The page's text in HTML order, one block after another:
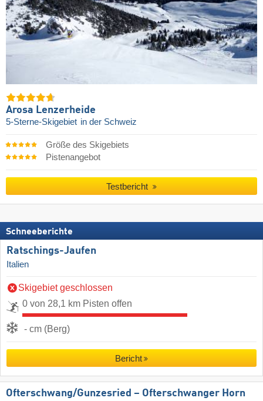
Arosa Lenzerheide
5-Sterne-Skigebiet in der Schweiz
Größe des Skigebiets
Pistenangebot
Testbericht
Schneeberichte
Ratschings-Jaufen
Italien
Skigebiet geschlossen
0 von 28,1 km Pisten offen
- cm (Berg)
Bericht
Ofterschwang/​Gunzesried – Ofterschwanger Horn